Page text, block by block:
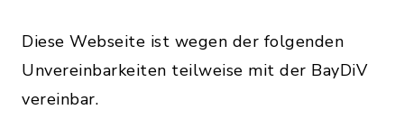
Diese Webseite ist wegen der folgenden
Unvereinbarkeiten teilweise mit der BayDiV
vereinbar.